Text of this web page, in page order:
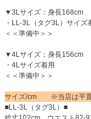
▼3Lサイズ：身長168cm
・LL-3L（タグ3L）サイズ
＜＜準備中＞＞
▼4Lサイズ：身長156cm
・4Lサイズ着用
＜＜準備中＞＞
サイズ/cm ※当店は平置
■LL-3L（タグ3L）■